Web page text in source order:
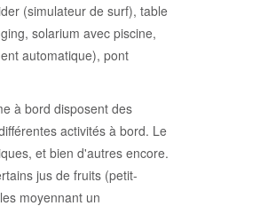
(simulateur de surf), table
solarium avec piscine,
automatique), pont
à bord disposent des
activités à bord. Le
et bien d'autres encore.
jus de fruits (petit-
moyennant un